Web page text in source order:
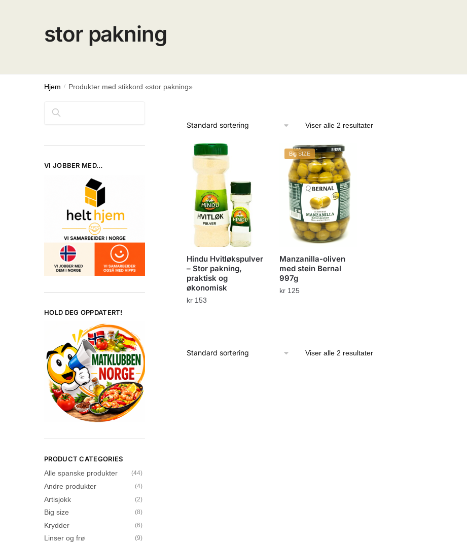
stor pakning
Hjem / Produkter med stikkord «stor pakning»
Viser alle 2 resultater
Hindu Hvitløkspulver
– Stor pakning,
praktisk og
økonomisk
kr153
Big SIZE
Manzanilla-oliven
med stein Bernal
997g
kr 125
Viser alle 2 resultater
Søk
VI JOBBER MED…
HOLD DEG OPPDATERT!
PRODUCT CATEGORIES
Alle spanske produkter
(44)
Andre produkter (4)
Artisjokk (2)
Big size (8)
Krydder (6)
Linser og frø (9)